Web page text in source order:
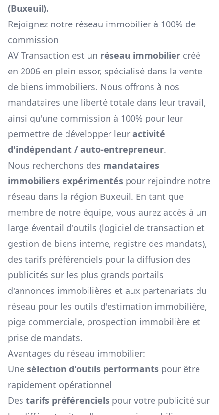
(Buxeuil).
Rejoignez notre réseau immobilier à 100% de
commission
AV Transaction est un réseau immobilier créé
en 2006 en plein essor, spécialisé dans la vente
de biens immobiliers. Nous offrons à nos
mandataires une liberté totale dans leur travail,
ainsi qu'une commission à 100% pour leur
permettre de développer leur activité
d'indépendant / auto-entrepreneur.
Nous recherchons des mandataires
immobiliers expérimentés pour rejoindre notre
réseau dans la région Buxeuil. En tant que
membre de notre équipe, vous aurez accès à un
large éventail d'outils (logiciel de transaction et
gestion de biens interne, registre des mandats),
des tarifs préférenciels pour la diffusion des
publicités sur les plus grands portails
d'annonces immobilières et aux partenariats du
réseau pour les outils d'estimation immobilière,
pige commerciale, prospection immobilière et
prise de mandats.
Avantages du réseau immobilier:
Une sélection d'outils performants pour être
rapidement opérationnel
Des tarifs préférenciels pour votre publicité sur